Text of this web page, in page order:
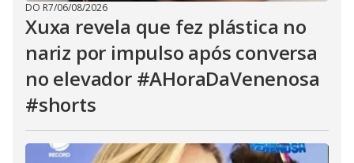
DO R7/06/08/2026
Xuxa revela que fez plástica no
nariz por impulso após conversa
no elevador #AHoraDaVenenosa
#shorts